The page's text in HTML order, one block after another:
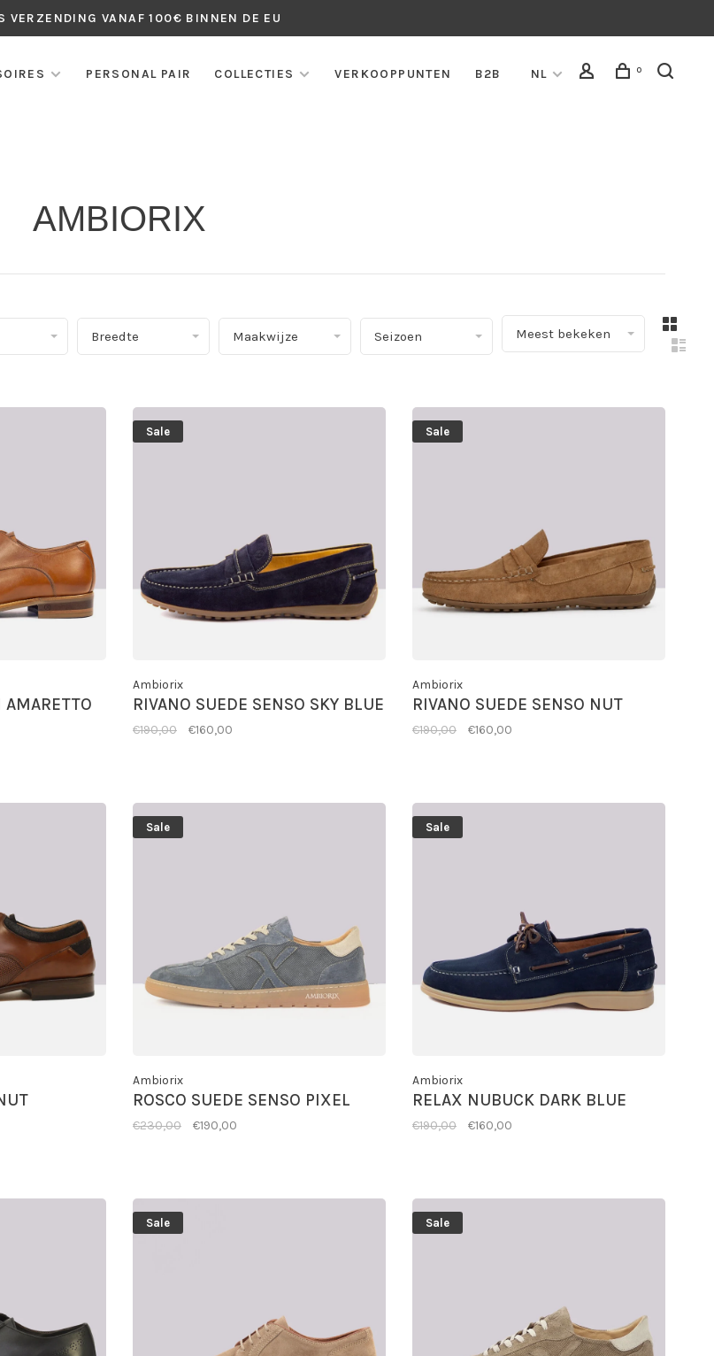
VERZENDING VANAF 100€ BINNEN DE EU
PERSONAL PAIR COLLECTIES VERKOOPPUNTEN B2B NL 0
AMBIORIX
▾
Breedte Maakwijze Seizoen Meest bekeken
Sale
Ambiorix
RIVANO SUEDE SENSO SKY BLUE
€190,00 €160,00
Sale
Ambiorix
RIVANO SUEDE SENSO NUT
€190,00 €160,00
Sale
Ambiorix
ROSCO SUEDE SENSO PIXEL
€230,00 €190,00
Sale
Ambiorix
RELAX NUBUCK DARK BLUE
€190,00 €160,00
Sale Sale